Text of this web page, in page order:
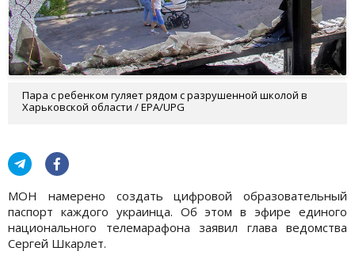
Пара с ребенком гуляет рядом с разрушенной школой в
Харьковской области / EPA/UPG
МОН намерено создать цифровой образовательный
паспорт каждого украинца. Об этом в эфире единого
национального телемарафона заявил глава ведомства
Сергей Шкарлет.